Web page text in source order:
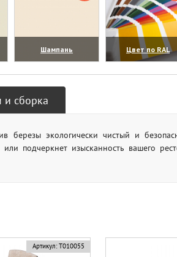
Шампань
(увеличить)
Цвет по RAL
(увеличить)
сборка
березы экологически чистый и
подчеркнет изысканность вашего
Артикул: Т010055